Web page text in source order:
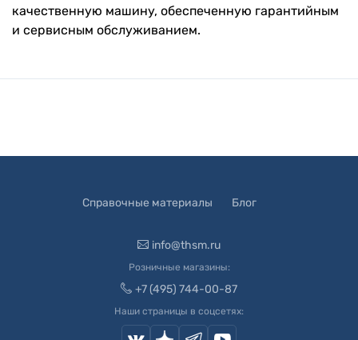
качественную машину, обеспеченную гарантийным
и сервисным обслуживанием.
Справочные материалы Блог
info@thsm.ru
Розничные магазины:
+7 (495) 744-00-87
Наши страницы в соцсетях: